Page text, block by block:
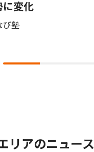
に変化
び塾
リアのニュース